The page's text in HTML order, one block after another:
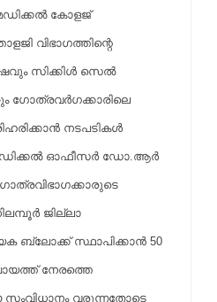
കോളജ്
വിഭാഗത്തിന്റെ
സിക്കിള്‍ സെല്‍
ഗോത്രവര്‍ഗക്കാരിലെ
നടപടികള്‍
ഓഫീസര്‍ ഡോ.ആര്‍
ജില്ലാ
ബ്ലോക്ക് സ്ഥാപിക്കാന്‍ 50
നേരത്തെ
സംവിധാനം വരുന്നതോടെ